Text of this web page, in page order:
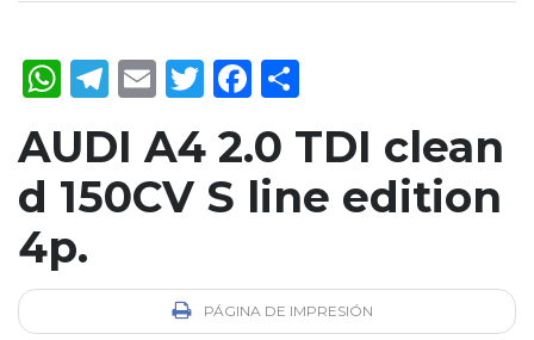
WhatsApp
Telegram
EmailTwitterFacebook
AUDI A4 2.0 TDI clean
d 150CV S line edition
4p.
PÁGINA DE IMPRESIÓN